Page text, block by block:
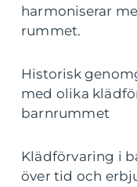
harmoniserar
rummet.
Historisk
med olika
barnrummet
Klädförvaring i
över tid och